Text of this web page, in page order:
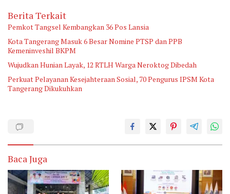
Berita Terkait
Pemkot Tangsel Kembangkan 36 Pos Lansia
Kota Tangerang Masuk 6 Besar Nomine PTSP dan PPB
Kemeninveshil BKPM
Wujudkan Hunian Layak, 12 RTLH Warga Neroktog Dibedah
Perkuat Pelayanan Kesejahteraan Sosial, 70 Pengurus IPSM Kota
Tangerang Dikukuhkan
Baca Juga